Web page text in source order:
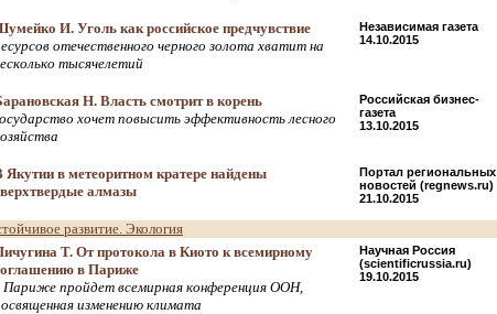
И. Уголь как российское предчувствие
отечественного черного золота хватит на
тысячелетий
Независимая газета
14.10.2015
Н. Власть смотрит в корень
хочет повысить эффективность лесного
Российская бизнес-
газета
13.10.2015
Якутии в метеоритном кратере найдены
алмазы
Портал региональных
новостей (regnews.ru)
21.10.2015
развитие. Экология
Т. От протокола в Киото к всемирному
в Париже
Париже пройдет всемирная конференция ООН,
изменению климата
Научная Россия
(scientificrussia.ru)
19.10.2015